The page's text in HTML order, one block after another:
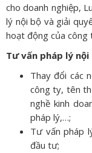
cho doanh nghiệp,
lý nội bộ và giải
hoạt động của công
Tư vấn pháp lý
Thay đổi các
công ty, tên
nghề kinh
pháp lý,…;
Tư vấn pháp
đầu tư;